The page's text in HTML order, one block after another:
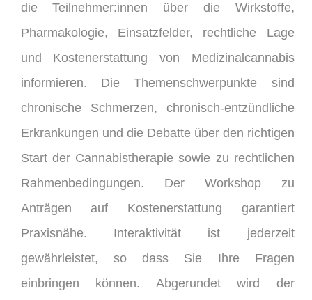
die Teilnehmer:innen über die Wirkstoffe,
Pharmakologie, Einsatzfelder, rechtliche Lage
und Kostenerstattung von Medizinalcannabis
informieren. Die Themenschwerpunkte sind
chronische Schmerzen, chronisch-entzündliche
Erkrankungen und die Debatte über den richtigen
Start der Cannabistherapie sowie zu rechtlichen
Rahmenbedingungen. Der Workshop zu
Anträgen auf Kostenerstattung garantiert
Praxisnähe. Interaktivität ist jederzeit
gewährleistet, so dass Sie Ihre Fragen
einbringen können. Abgerundet wird der